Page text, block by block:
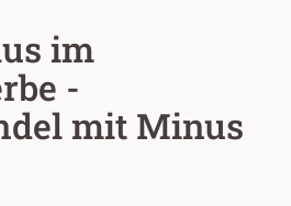
im
-
mit Minus